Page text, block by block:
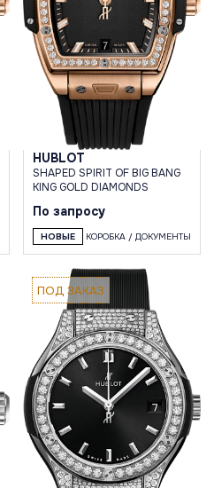
HUBLOT
SHAPED SPIRIT OF BIG BANG
KING GOLD DIAMONDS
По запросу
НОВЫЕ КОРОБКА / ДОКУМЕНТЫ
ПОД ЗАКАЗ